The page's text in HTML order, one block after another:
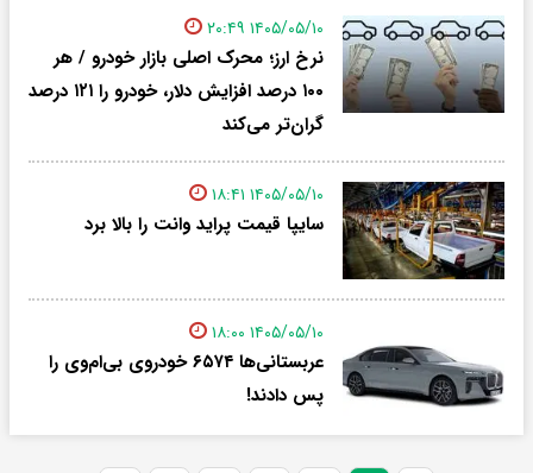
۱۴۰۵/۰۵/۱۰ ۲۰:۴۹
نرخ ارز؛ محرک اصلی بازار خودرو / هر
۱۰۰ درصد افزایش دلار، خودرو را ۱۲۱ درصد
گران‌تر می‌کند
۱۴۰۵/۰۵/۱۰ ۱۸:۴۱
سایپا قیمت پراید وانت را بالا برد
۱۴۰۵/۰۵/۱۰ ۱۸:۰۰
عربستانی‌ها ۶۵۷۴ خودروی بی‌ام‌وی را
پس دادند!